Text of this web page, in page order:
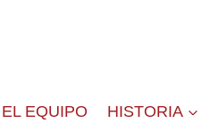
EL EQUIPO HISTORIA